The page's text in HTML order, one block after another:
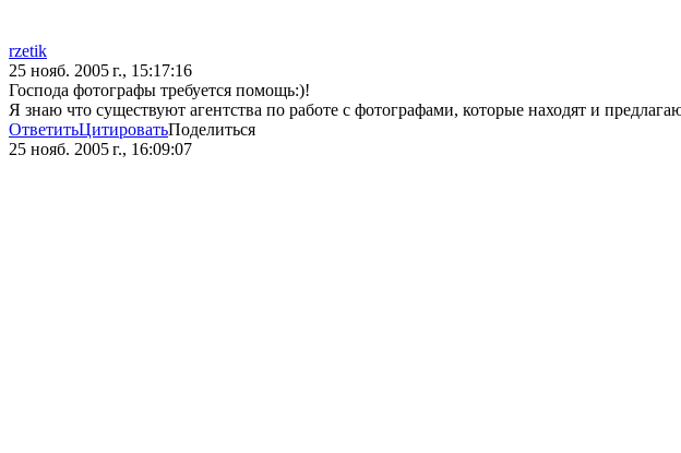
rzetik
25 нояб. 2005 г., 15:17:16
Господа фотографы требуется помощь:)!
Я знаю что существуют агентства по работе с фотографами, которые находят и
ОтветитьЦитироватьПоделиться
25 нояб. 2005 г., 16:09:07